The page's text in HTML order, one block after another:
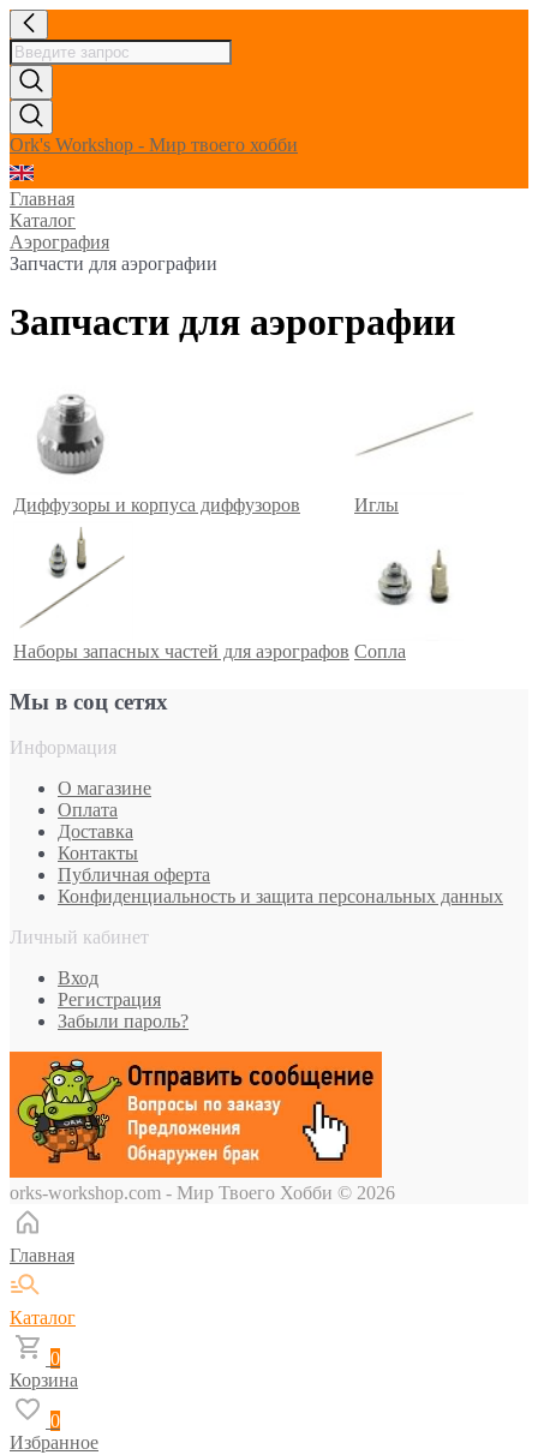
Ork's Workshop - Мир твоего хобби
Главная
Каталог
Аэрография
Запчасти для аэрографии
Запчасти для аэрографии
Диффузоры и корпуса диффузоров Иглы
Наборы запасных частей для аэрографов Сопла
Мы в соц сетях
Информация
О магазине
Оплата
Доставка
Контакты
Публичная оферта
Конфиденциальность и защита персональных данных
Личный кабинет
Вход
Регистрация
Забыли пароль?
orks-workshop.com - Мир Твоего Хобби © 2026
Главная
Каталог
0
Корзина
0
Избранное